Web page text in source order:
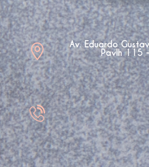
Av. Eduardo
Pavlh 115